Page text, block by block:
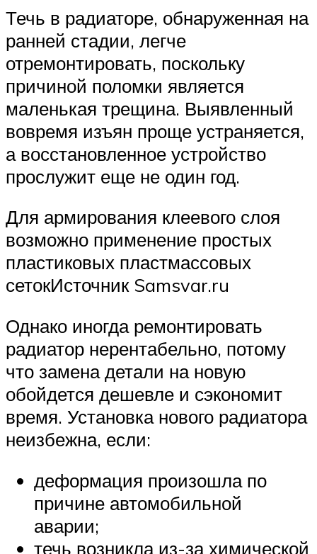
Течь в радиаторе, обнаруженная на
ранней стадии, легче
отремонтировать, поскольку
причиной поломки является
маленькая трещина. Выявленный
вовремя изъян проще устраняется,
а восстановленное устройство
прослужит еще не один год.
Для армирования клеевого слоя
возможно применение простых
пластиковых пластмассовых
сетокИсточник Samsvar.ru
Однако иногда ремонтировать
радиатор нерентабельно, потому
что замена детали на новую
обойдется дешевле и сэкономит
время. Установка нового радиатора
неизбежна, если:
деформация произошла по
причине автомобильной
аварии;
течь возникла из-за химической